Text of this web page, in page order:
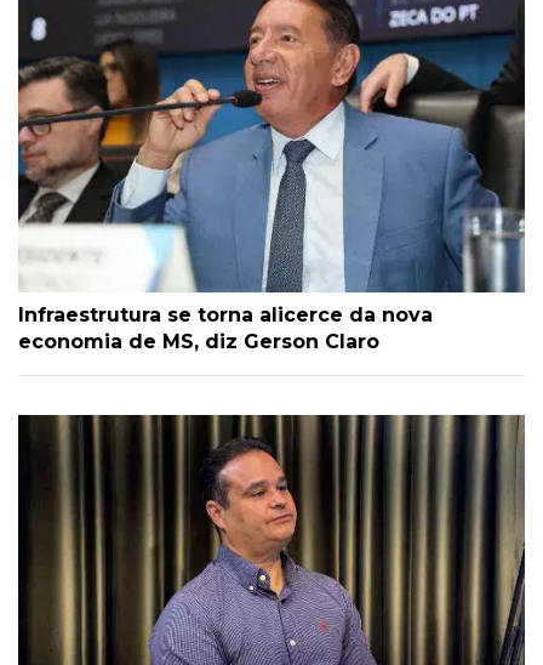
Infraestrutura se torna alicerce da nova
economia de MS, diz Gerson Claro